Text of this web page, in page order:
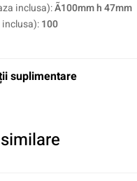
inclusa):Ã100mm h 47mm
100
suplimentare